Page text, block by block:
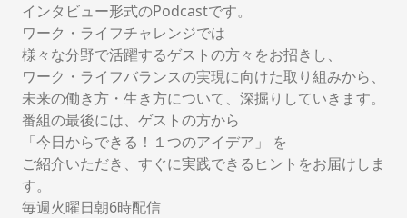
インタビュー形式のPodcastです。
ワーク・ライフチャレンジでは
様々な分野で活躍するゲストの方々をお招きし、
ワーク・ライフバランスの実現に向けた取り組みから、
未来の働き方・生き方について、深掘りしていきます。
番組の最後には、ゲストの方から
「今日からできる！１つのアイデア」 を
ご紹介いただき、すぐに実践できるヒントをお届けしま
す。
毎週火曜日朝6時配信